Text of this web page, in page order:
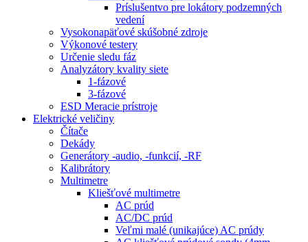
Príslušentvo pre lokátory podzemných
vedení
Vysokonapäťové skúšobné zdroje
Výkonové testery
Určenie sledu fáz
Analyzátory kvality siete
1-fázové
3-fázové
ESD Meracie prístroje
Elektrické veličiny
Čítače
Dekády
Generátory -audio, -funkcií, -RF
Kalibrátory
Multimetre
Kliešťové multimetre
AC prúd
AC/DC prúd
Veľmi malé (unikajúce) AC prúdy